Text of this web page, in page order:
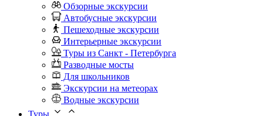
Обзорные экскурсии
Автобусные экскурсии
Пешеходные экскурсии
Интерьерные экскурсии
Туры из Санкт - Петербурга
Разводные мосты
Для школьников
Экскурсии на метеорах
Водные экскурсии
Туры